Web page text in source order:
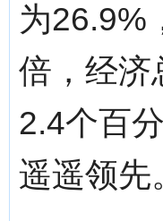
为26.9%
倍，经济
2.4个百
遥遥领先